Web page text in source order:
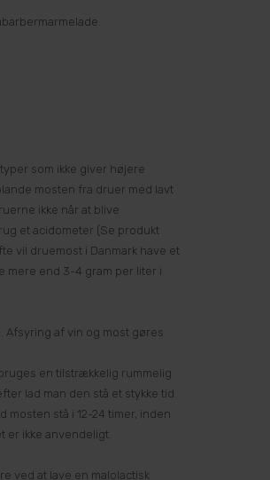
som ikke giver højere
mosten fra druer med lavt
ikke når at blive
et acidometer (Se produkt
vil druemost i Danmark have et
mere end 3-4 gram per liter i
Afsyring af vin og most gøres
en tilstrækkelig rummelig
lad man den stå et stykke tid.
mosten stå i 12-24 timer, inden
er ikke anvendeligt.
ved at lave en malolactisk